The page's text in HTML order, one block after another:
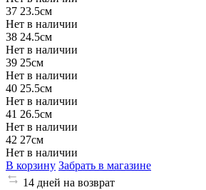
37 23.5см
Нет в наличии
38 24.5см
Нет в наличии
39 25см
Нет в наличии
40 25.5см
Нет в наличии
41 26.5см
Нет в наличии
42 27см
Нет в наличии
В корзину Забрать в магазине
14 дней на возврат